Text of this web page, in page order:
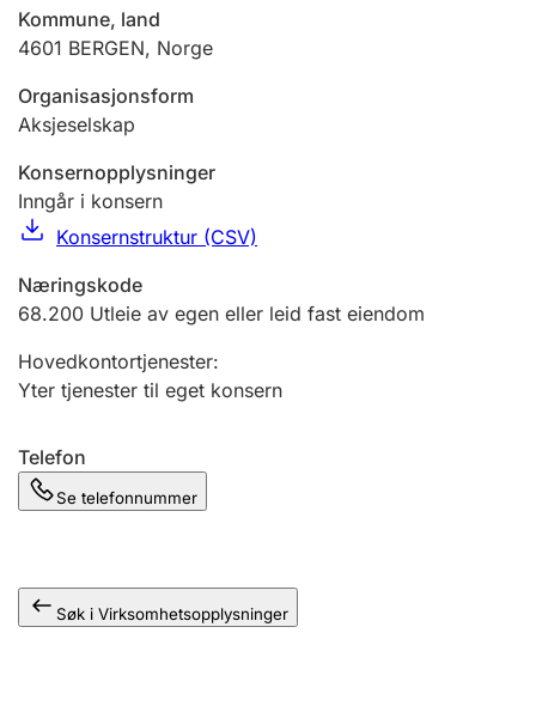
Ektepaktveileder
Offentlig sektor
Andre tema
Kommune, land
4601 BERGEN, Norge
Organisasjonsform
Aksjeselskap
Konsernopplysninger
Inngår i konsern
Konsernstruktur (CSV)
Næringskode
68.200 Utleie av egen eller leid fast eiendom
Hovedkontortjenester:
Yter tjenester til eget konsern
Telefon
Se telefonnummer
Søk i Virksomhetsopplysninger